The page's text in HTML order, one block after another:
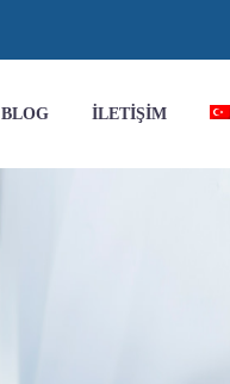
BLOG İLETIŞIM